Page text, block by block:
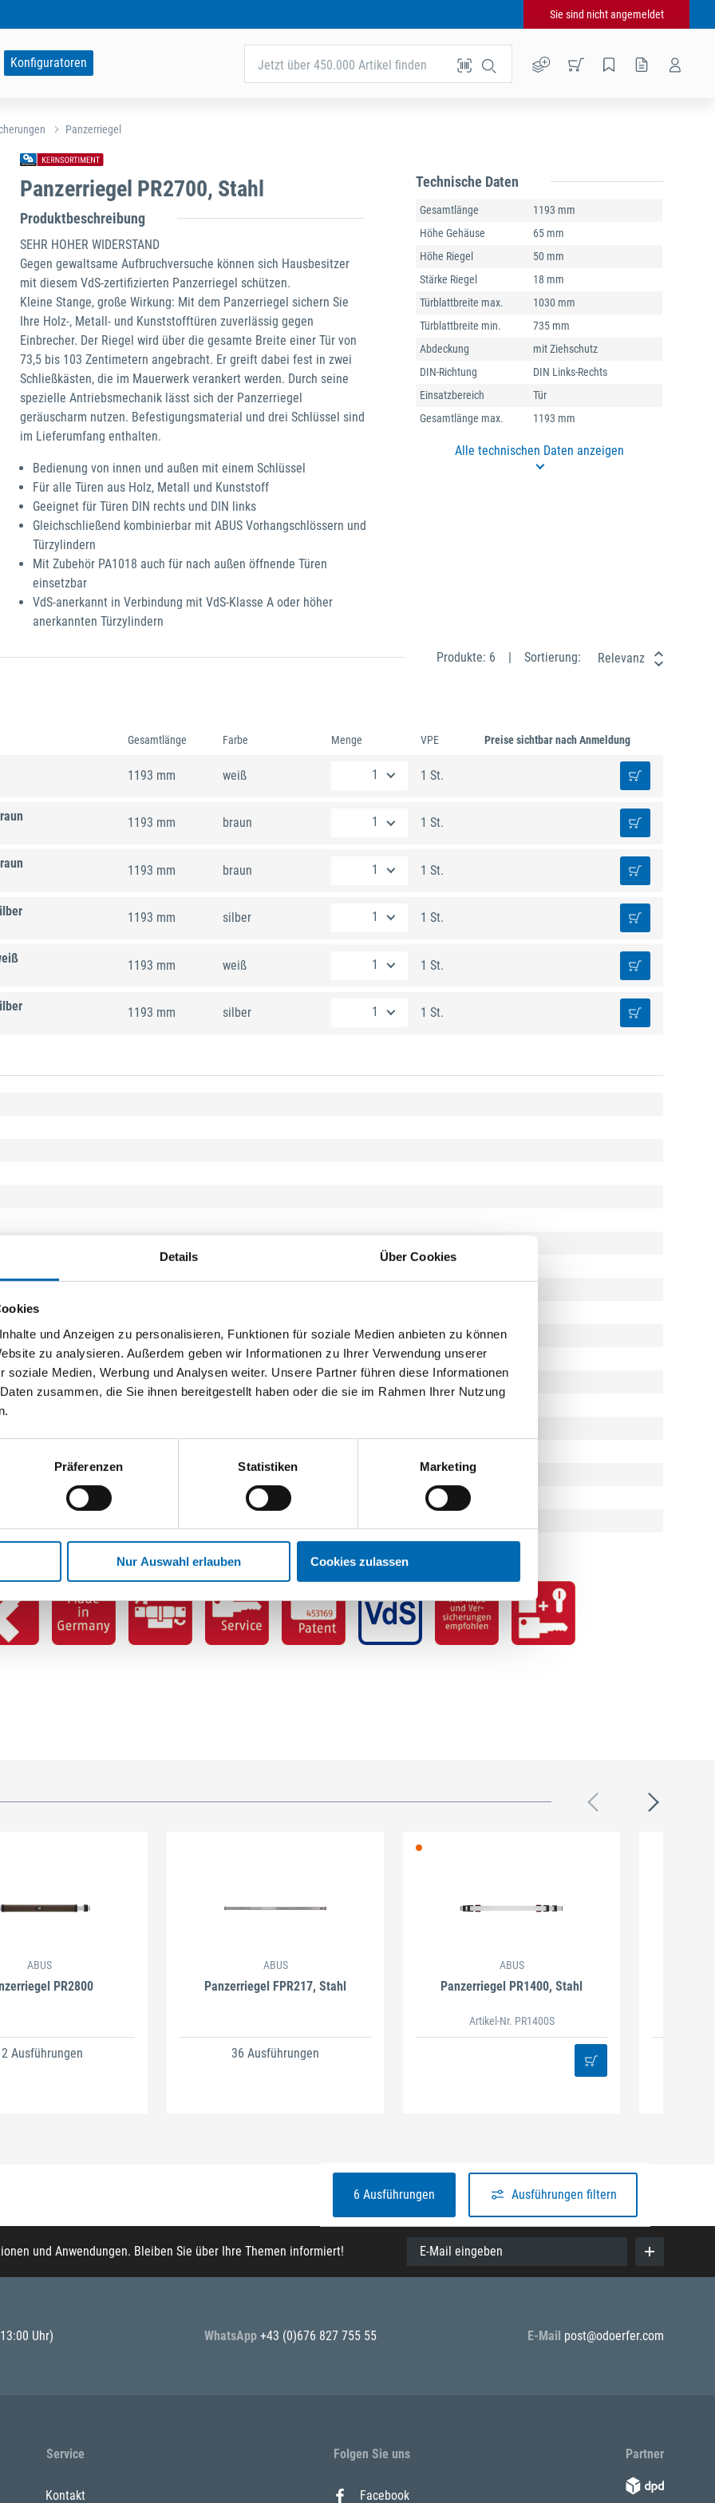
Details Über Cookies
und Anzeigen zu personalisieren, Funktionen für soziale Medien anbieten zu können
zu analysieren. Außerdem geben wir Informationen zu Ihrer Verwendung unserer
soziale Medien, Werbung und Analysen weiter. Unsere Partner führen diese Informationen
zusammen, die Sie ihnen bereitgestellt haben oder die sie im Rahmen Ihrer Nutzung
Präferenzen Statistiken Marketing
Nur Auswahl erlauben Cookies zulassen
Sie sind nicht angemeldet
Konfiguratoren Jetzt über 450.000 Artikel finden
Panzerriegel
Panzerriegel PR2700, Stahl
Produktbeschreibung
SEHR HOHER WIDERSTAND
Gegen gewaltsame Aufbruchversuche können sich Hausbesitzer
mit diesem VdS-zertifizierten Panzerriegel schützen.
Kleine Stange, große Wirkung: Mit dem Panzerriegel sichern Sie
Ihre Holz-, Metall- und Kunststofftüren zuverlässig gegen
Einbrecher. Der Riegel wird über die gesamte Breite einer Tür von
73,5 bis 103 Zentimetern angebracht. Er greift dabei fest in zwei
Schließkästen, die im Mauerwerk verankert werden. Durch seine
spezielle Antriebsmechanik lässt sich der Panzerriegel
geräuscharm nutzen. Befestigungsmaterial und drei Schlüssel sind
im Lieferumfang enthalten.
Bedienung von innen und außen mit einem Schlüssel
Für alle Türen aus Holz, Metall und Kunststoff
Geeignet für Türen DIN rechts und DIN links
Gleichschließend kombinierbar mit ABUS Vorhangschlössern und
Türzylindern
Mit Zubehör PA1018 auch für nach außen öffnende Türen
einsetzbar
VdS-anerkannt in Verbindung mit VdS-Klasse A oder höher
anerkannten Türzylindern
Technische Daten
Gesamtlänge
1193 mm
Höhe Gehäuse
65 mm
Höhe Riegel
50 mm
Stärke Riegel
18 mm
Türblattbreite max.
1030 mm
Türblattbreite min.
735 mm
Abdeckung
mit Ziehschutz
DIN-Richtung
DIN Links-Rechts
Einsatzbereich
Tür
Gesamtlänge max.
1193 mm
Alle technischen Daten anzeigen
Produkte: 6 Sortierung: Relevanz
Gesamtlänge Farbe Menge VPE Preise sichtbar nach Anmeldung
1193 mm weiß 1 St.
1193 mm braun 1 St.
1193 mm braun 1 St.
1193 mm silber 1 St.
1193 mm weiß 1 St.
1193 mm silber 1 St.
empfohlen
ABUS
PR2800
Ausführungen
ABUS
Panzerriegel FPR217, Stahl
36 Ausführungen
ABUS
Panzerriegel PR1400, Stahl
Artikel-Nr. PR1400S
6 Ausführungen Ausführungen filtern
und Anwendungen. Bleiben Sie über Ihre Themen informiert! E-Mail eingeben
Uhr) WhatsApp +43 (0)676 827 755 55 E-Mail post@odoerfer.com
Service
Kontakt
Folgen Sie uns
Facebook
Partner